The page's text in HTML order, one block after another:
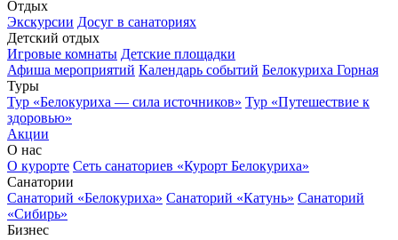
Отдых
Экскурсии Досуг в санаториях
Детский отдых
Игровые комнаты Детские площадки
Афиша мероприятий Календарь событий Белокуриха Горная
Туры
Тур «Белокуриха — сила источников» Тур «Путешествие к
здоровью»
Акции
О нас
О курорте Сеть санаториев «Курорт Белокуриха»
Санатории
Санаторий «Белокуриха» Санаторий «Катунь» Санаторий
«Сибирь»
Бизнес